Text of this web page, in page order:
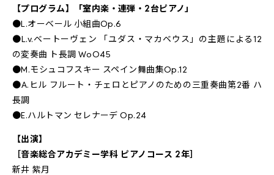
【プログラム】「室内楽・連弾・2台ピアノ」
●L.オーベール 小組曲Op.6
●L.v.ベートーヴェン 「ユダス・マカベウス」の主題による12
の変奏曲 ト長調 WoO45
●M.モシュコフスキー スペイン舞曲集Op.12
●A.ヒル フルート・チェロとピアノのための三重奏曲第2番 ハ
長調
●E.ハルトマン セレナーデ Op.24
【出演】
［音楽総合アカデミー学科 ピアノコース 2年］
新井 紫月